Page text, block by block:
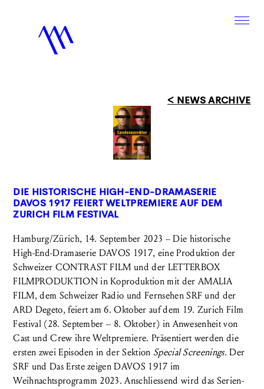
< NEWS ARCHIVE
DIE HISTORISCHE HIGH-END-DRAMASERIE
DAVOS 1917 FEIERT WELTPREMIERE AUF DEM
ZURICH FILM FESTIVAL
Hamburg/Zürich, 14. September 2023 – Die historische
High-End-Dramaserie DAVOS 1917, eine Produktion der
Schweizer CONTRAST FILM und der LETTERBOX
FILMPRODUKTION in Koproduktion mit der AMALIA
FILM, dem Schweizer Radio und Fernsehen SRF und der
ARD Degeto, feiert am 6. Oktober auf dem 19. Zurich Film
Festival (28. September – 8. Oktober) in Anwesenheit von
Cast und Crew ihre Weltpremiere. Präsentiert werden die
ersten zwei Episoden in der Sektion Special Screenings. Der
SRF und Das Erste zeigen DAVOS 1917 im
Weihnachtsprogramm 2023. Anschliessend wird das Serien-